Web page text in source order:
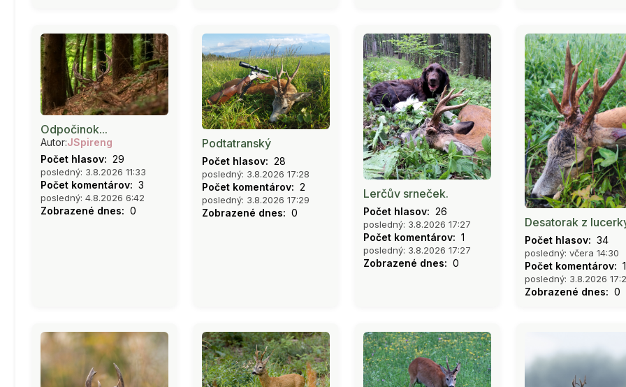
Odpočinok...
Autor:JSpireng
Počet hlasov: 29
posledný: 3.8.2026 11:33
Počet komentárov: 3
posledný: 4.8.2026 6:42
Zobrazené dnes: 0
Podtatranský
Počet hlasov: 28
posledný: 3.8.2026 17:28
Počet komentárov: 2
posledný: 3.8.2026 17:29
Zobrazené dnes: 0
Lerčův srneček.
Počet hlasov: 26
posledný: 3.8.2026 17:27
Počet komentárov: 1
posledný: 3.8.2026 17:27
Zobrazené dnes: 0
Desatorak z
Počet hlasov: 34
posledný: včera 14:30
Počet komentárov: 1
posledný: 3.8.2026
Zobrazené dnes: 0